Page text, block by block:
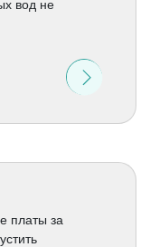
вод не
платы за